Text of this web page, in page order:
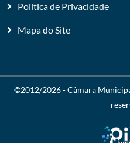
Política de Privacidade
Mapa do Site
©2012/2026 -Câmara